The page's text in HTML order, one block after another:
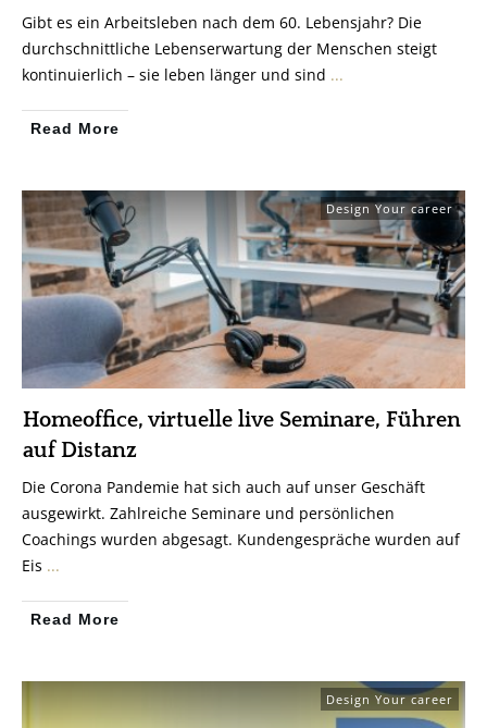
Gibt es ein Arbeitsleben nach dem 60. Lebensjahr? Die
durchschnittliche Lebenserwartung der Menschen steigt
kontinuierlich – sie leben länger und sind ...
Read More
Design Your career
Homeoffice, virtuelle live Seminare, Führen
auf Distanz
Die Corona Pandemie hat sich auch auf unser Geschäft
ausgewirkt. Zahlreiche Seminare und persönlichen
Coachings wurden abgesagt. Kundengespräche wurden auf
Eis ...
Read More
Design Your career